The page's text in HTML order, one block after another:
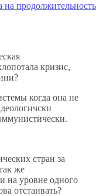
на продолжительность
кризис,
когда она не
стран за
же
на уровне одного
отстаивать?